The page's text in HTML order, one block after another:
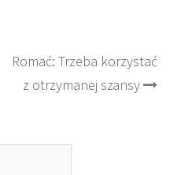
Romać: Trzeba korzystać
z otrzymanej szansy